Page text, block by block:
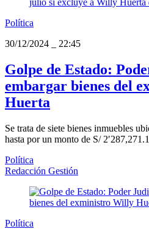
Política
30/12/2024
22:45
Golpe de Estado:
embargar bienes del
Huerta
Se trata de siete bienes inmuebles
hasta por un monto de S/
Política
Redacción Gestión
Política